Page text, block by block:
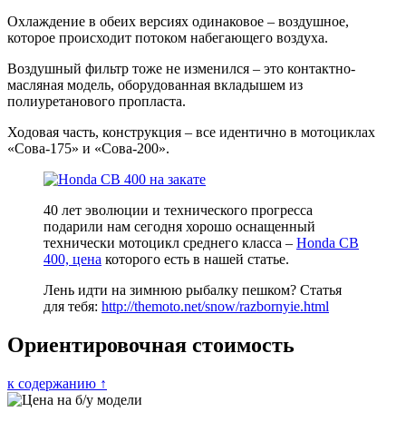
Охлаждение в обеих версиях одинаковое – воздушное,
которое происходит потоком набегающего воздуха.
Воздушный фильтр тоже не изменился – это контактно-
масляная модель, оборудованная вкладышем из
полиуретанового пропласта.
Ходовая часть, конструкция – все идентично в мотоциклах
«Сова-175» и «Сова-200».
40 лет эволюции и технического прогресса
подарили нам сегодня хорошо оснащенный
технически мотоцикл среднего класса – Honda CB
400, цена которого есть в нашей статье.
Лень идти на зимнюю рыбалку пешком? Статья
для тебя: http://themoto.net/snow/razbornyie.html
Ориентировочная стоимость
к содержанию ↑